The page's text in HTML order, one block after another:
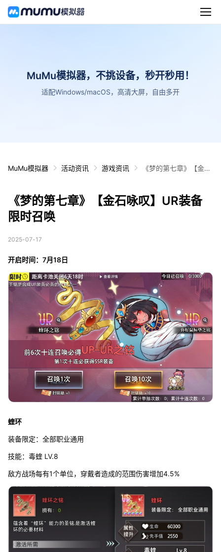
MuMu模拟器，不挑设备，秒开秒用！
适配Windows/macOS，高清大屏，自由多开
MuMu模拟器 活动资讯 游戏资讯
《梦的第七章》【金石
《梦的第七章》【金石咏叹】UR装备
限时召唤
2025-07-17
开启时间：7月18日
蝰环
装备限定：全部职业通用
技能：毒蝰 LV.8
敌方战场每有1个单位，穿戴者造成的范围伤害增加4.5%